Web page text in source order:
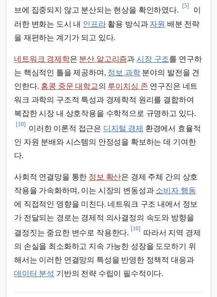
브에 집중되지 않고 분산되는 현상을 확인하였다.
[5]
이
러한 변화는 도시 내 인프라활용 방식과 자원 배분 전략
을 재편하는 계기가 되고 있다.
네트워크 경제학은 분산 알고리즘과 시장 구조를 연구하
는 핵심적인 틀을 제공하며, 정보 과학분야의 발전을 견
인한다. 홍콩 중문 대학교의 루이치싱 존 연구진은 네트
워크 과학의 구조적 특성과 경제학적 원리를 결합하여
복잡한 시장 내 상호작용을 수학적으로 규명하고 있다.
[10]
이러한 이론적 접근은 디지털 경제 환경에서 효율적
인 자원 분배와 시스템의 안정성을 확보하는 데 기여한
다.
사회적 연결망을 통한 정보 확산은 경제 주체 간의 상호
작용을 가속화하며, 이는 시장의 변동성과 소비자 행동
에 직접적인 영향을 미친다. 네트워크 구조 내에서 정보
가 전달되는 경로는 경제적 의사결정의 속도와 방향을
결정짓는 중요한 변수로 작용한다.
[10]
따라서 지역 경제
의 손실을 최소화하고 지속 가능한 성장을 도모하기 위
해서는 이러한 연결망의 특성을 반영한 정책적 대응과
데이터 분석 기반의 전략 수립이 필수적이다.